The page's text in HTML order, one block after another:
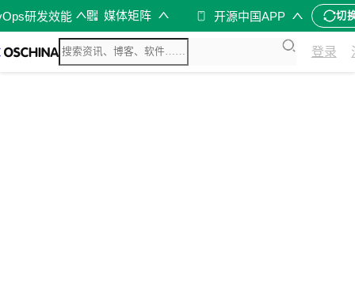
研发效能 媒体矩阵 开源中国APP 切
登录